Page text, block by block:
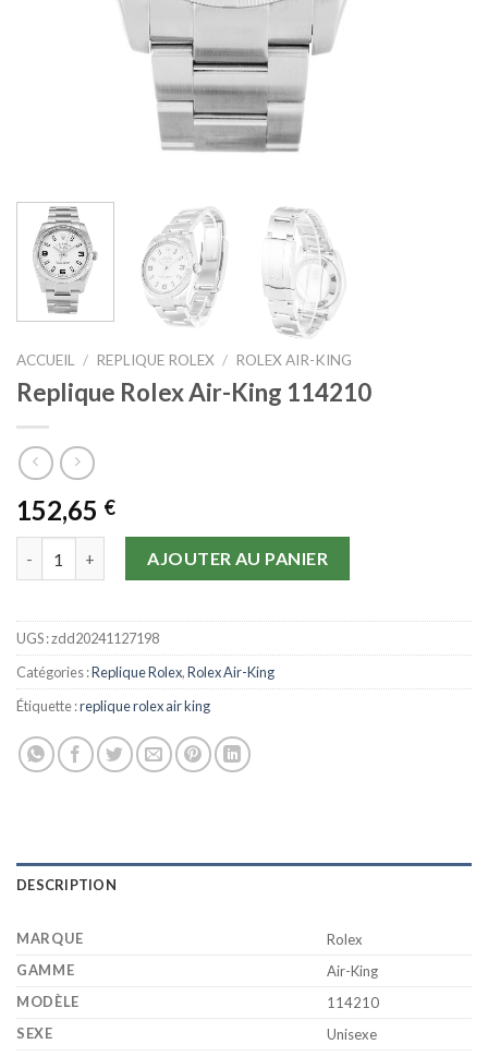
ACCUEIL / REPLIQUE ROLEX / ROLEX AIR-KING
Replique Rolex Air-King 114210
152,65 €
AJOUTER AU PANIER
UGS :zdd20241127198
Catégories :Replique Rolex,Rolex Air-King
Étiquette :replique rolex air king
DESCRIPTION
MARQUE
Rolex
GAMME
Air-King
MODÈLE
114210
SEXE
Unisexe